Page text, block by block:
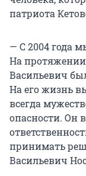
патриота
— С 2004 года
На протяжении
Васильевич
На его жизнь
всегда
опасности. Он
принимать
Васильевич